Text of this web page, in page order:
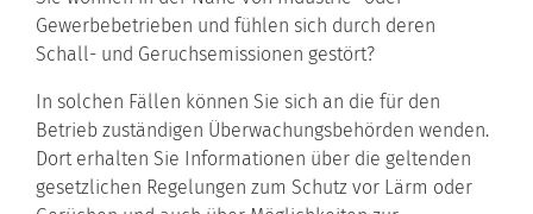
Gewerbebetrieben und fühlen sich durch deren
Schall- und Geruchsemissionen gestört?
In solchen Fällen können Sie sich an die für den
Betrieb zuständigen Überwachungsbehörden wenden.
Dort erhalten Sie Informationen über die geltenden
gesetzlichen Regelungen zum Schutz vor Lärm oder